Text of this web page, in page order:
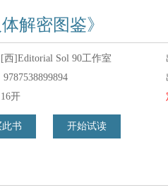
体解密图鉴》
[西]Editorial Sol 90工作室
9787538899894
16开
此书 开始试读